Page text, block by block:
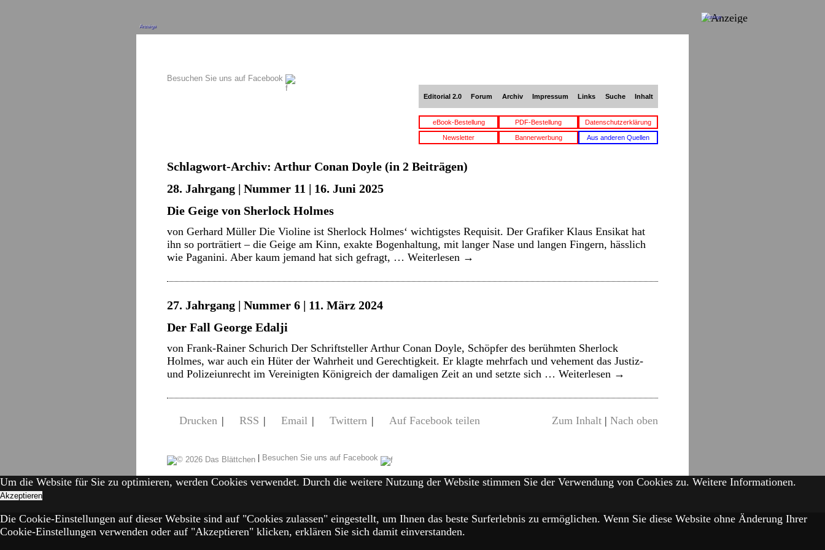
Anzeige
Besuchen Sie uns auf Facebook
Editorial 2.0 Forum Archiv Impressum Links Suche Inhalt
eBook-Bestellung PDF-Bestellung Datenschutzerklärung
Newsletter Bannerwerbung Aus anderen Quellen
Schlagwort-Archiv: Arthur Conan Doyle (in 2 Beiträgen)
28. Jahrgang | Nummer 11 | 16. Juni 2025
Die Geige von Sherlock Holmes
von Gerhard Müller Die Violine ist Sherlock Holmes‘ wichtigstes Requisit. Der Grafiker Klaus Ensikat hat
ihn so porträtiert – die Geige am Kinn, exakte Bogenhaltung, mit langer Nase und langen Fingern, hässlich
wie Paganini. Aber kaum jemand hat sich gefragt, … Weiterlesen →
27. Jahrgang | Nummer 6 | 11. März 2024
Der Fall George Edalji
von Frank-Rainer Schurich Der Schriftsteller Arthur Conan Doyle, Schöpfer des berühmten Sherlock
Holmes, war auch ein Hüter der Wahrheit und Gerechtigkeit. Er klagte mehrfach und vehement das Justiz-
und Polizeiunrecht im Vereinigten Königreich der damaligen Zeit an und setzte sich … Weiterlesen →
Drucken | RSS | Email | Twittern | Auf Facebook teilen Zum Inhalt | Nach oben
| Besuchen Sie uns auf Facebook
Anzeige
Um die Website für Sie zu optimieren, werden Cookies verwendet. Durch die weitere Nutzung der Website stimmen Sie der Verwendung von Cookies zu. Weitere Informationen.
Akzeptieren
Die Cookie-Einstellungen auf dieser Website sind auf "Cookies zulassen" eingestellt, um Ihnen das beste Surferlebnis zu ermöglichen. Wenn Sie diese Website ohne Änderung Ihrer
Cookie-Einstellungen verwenden oder auf "Akzeptieren" klicken, erklären Sie sich damit einverstanden.